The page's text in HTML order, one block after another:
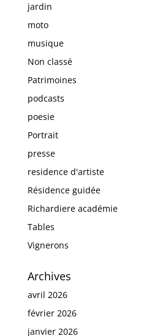
jardin
moto
musique
Non classé
Patrimoines
podcasts
poesie
Portrait
presse
residence d'artiste
Résidence guidée
Richardiere académie
Tables
Vignerons
Archives
avril 2026
février 2026
janvier 2026